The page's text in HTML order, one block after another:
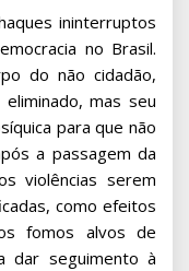
ininterruptos
no Brasil.
do não cidadão,
mas seu
para que não
a passagem da
violências serem
como efeitos
fomos alvos de
dar seguimento à